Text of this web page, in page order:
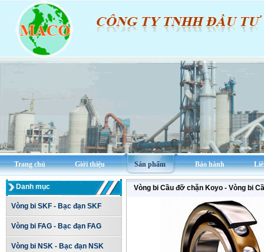
Trang chủ Giới thiệu Sản phẩm Bảo hành
Danh mục
Vòng bi SKF - Bạc đạn SKF
Vòng bi FAG - Bạc đạn FAG
Vòng bi NSK - Bạc đạn NSK
Vòng bi Cầu đỡ chặn Koyo - Vòng bi